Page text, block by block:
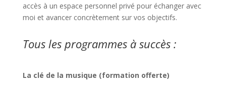
accès à un espace personnel privé pour échanger avec
moi et avancer concrètement sur vos objectifs.
Tous les programmes à succès :
La clé de la musique (formation offerte)